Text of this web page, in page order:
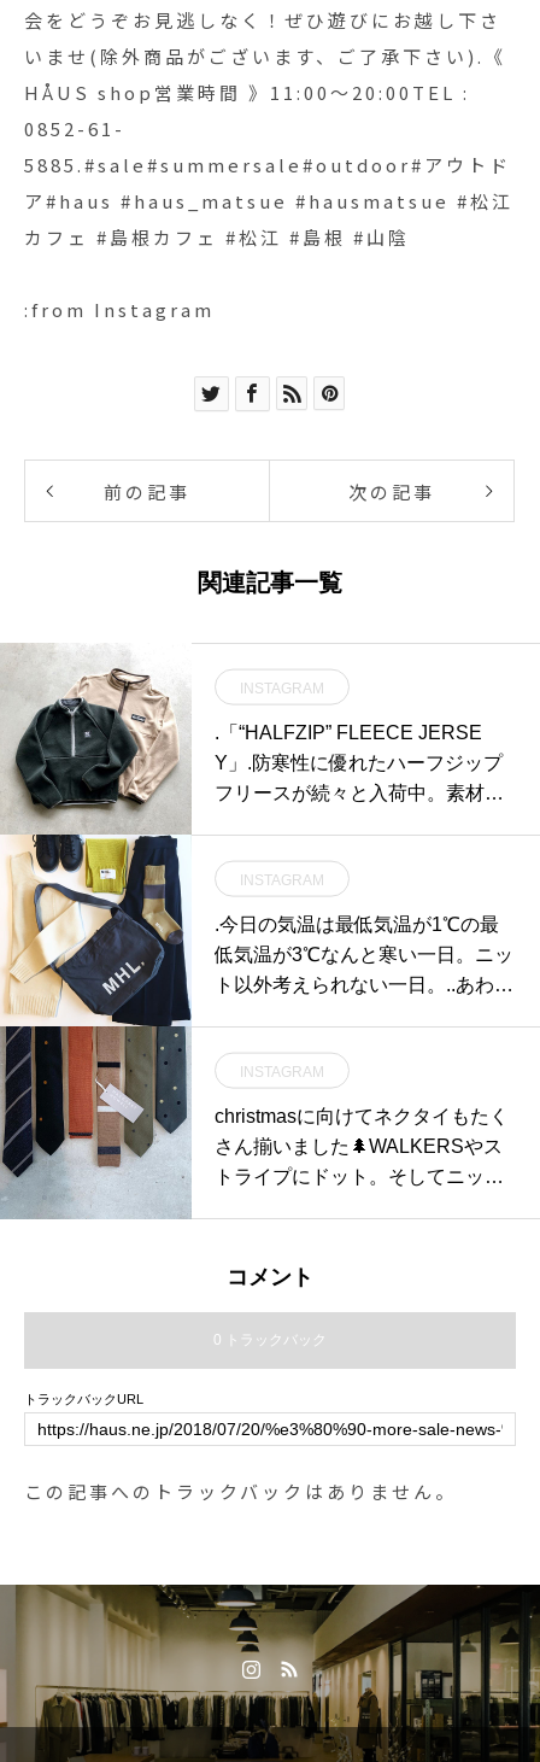
会をどうぞお見逃しなく！ぜひ遊びにお越し下さ
いませ︎(除外商品がございます、ご了承下さい).《
HÅUS shop営業時間 》11:00〜20:00TEL :
0852-61-
5885.#sale#summersale#outdoor#アウトド
ア#haus #haus_matsue #hausmatsue #松江
カフェ #島根カフェ #松江 #島根 #山陰
:from Instagram
前の記事 次の記事
関連記事一覧
INSTAGRAM
.「“HALFZIP” FLEECE JERSE
Y」.防寒性に優れたハーフジップ
フリースが続々と入荷中。素材感
であるHELLY HANSENをはじめ
WILDTHINGSなど、その他も豊富
に入荷しております。本格的に冷
え込んで入手が困難になる前に一
うか。.#halfzipfleece#ハーフジッ
プ#hellyhansen #wildthings #outd
oor#haus #haus_matsue #hausma
tsue #松江カフェ #島根カフェ #松
江旅行#島根旅行#松江 #島根 #山
陰
INSTAGRAM
.今日の気温は最低気温が1℃の最
低気温が3℃なんと寒い一日。ニッ
ト以外考えられない一日。..あわせ
ool cotton drill#trousers#muffler#S
cotland#logobag#solovair #boots#
socks#くつした#hausmatsue #島
根#松江
INSTAGRAM
christmasに向けてネクタイもたく
さん揃いました🌲WALKERSやス
トライプにドット。そしてニット
クタイのギフトもなかなかたのし
as#gift#hausmatsue #島根#松江
コメント
0 トラックバック
トラックバックURL
この記事へのトラックバックはありません。